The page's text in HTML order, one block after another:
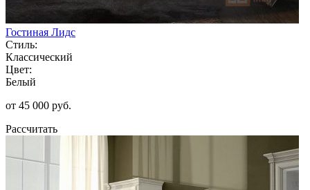
Гостиная Лидс
Стиль:
Классический
Цвет:
Белый
от 45 000 руб.
Рассчитать